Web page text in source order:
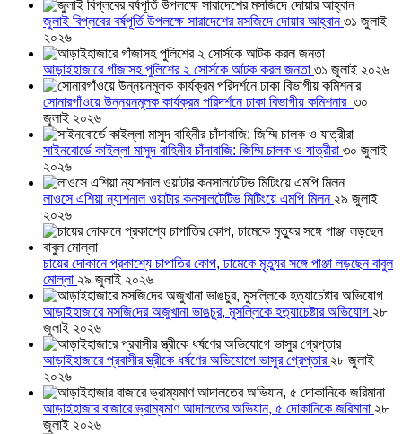
জুলাই বিপ্লবের বর্ষপূর্তি উপলক্ষে সারাদেশের মসজিদে দোয়ার আহ্বান৩১ জুলাই
২০২৬
আড়াইহাজারে গাঁজাসহ পুলিশের ২ সোর্সকে আটক করল জনতা ৩১ জুলাই ২০২৬
সোনারগাঁওয়ে উন্নয়নমূলক কার্যক্রম পরিদর্শনে ঢাকা বিভাগীয় কমিশনার ৩০
জুলাই ২০২৬
সাইনবোর্ডে কাইল্লা মাসুদ বাহিনীর চাঁদাবাজি: জিম্মি চালক ও যাত্রীরা ৩০ জুলাই
২০২৬
লাওসে এশিয়া ন্যাশনাল ওয়াটার কনসালটেটিভ মিটিংয়ে এমপি মিলন ২৯ জুলাই
২০২৬
চায়ের দোকানে প্রকাশ্যে চাপাতির কোপ, ঢামেকে মৃত্যুর সঙ্গে পাঞ্জা লড়ছেন বাবুল
মোল্লা ২৯ জুলাই ২০২৬
আড়াইহাজারে মস‌জি‌দের অজুখানা ভাঙচুর, মুসল্লিকে হত্যাচেষ্টার অভিযোগ ২৮
জুলাই ২০২৬
আড়াইহাজারে প্রবাসীর স্ত্রীকে ধর্ষণের অভিযোগে ভাসুর গ্রেপ্তার ২৮ জুলাই
২০২৬
আড়াইহাজার বাজারে ভ্রাম্যমাণ আদালতের অভিযান, ৫ দোকানিকে জরিমানা ২৮
জুলাই ২০২৬